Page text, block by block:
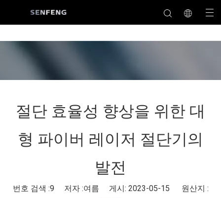
절단 효율성 향상을 위한 대
형 파이버 레이저 절단기의
발전
번호 검색 :9 저자 :여름 게시: 2023-05-15 원산지 :